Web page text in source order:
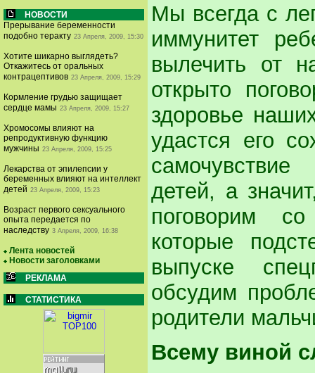
НОВОСТИ
Прерывание беременности
подобно теракту 23 Апреля, 2009, 15:30
Хотите шикарно выглядеть?
Откажитесь от оральных
контрацептивов 23 Апреля, 2009, 15:29
Кормление грудью защищает
сердце мамы 23 Апреля, 2009, 15:27
Хромосомы влияют на
репродуктивную функцию
мужчины 23 Апреля, 2009, 15:25
Лекарства от эпилепсии у
беременных влияют на интеллект
детей 23 Апреля, 2009, 15:23
Возраст первого сексуального
опыта передается по
наследству 3 Апреля, 2009, 16:38
Лента новостей
Новости заголовками
РЕКЛАМА
СТАТИСТИКА
Мы всегда с
иммунитет
вылечить от
открыто
здоровье
удастся его
детей, а
поговорим
которые
выпуске
обсудим
родители
Всему виной